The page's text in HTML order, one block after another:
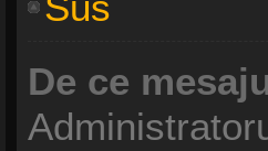
De ce